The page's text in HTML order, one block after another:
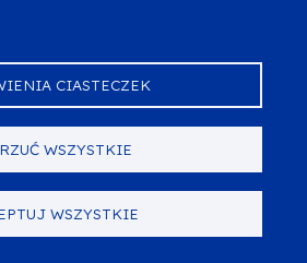
CIASTECZEK
WSZYSTKIE
WSZYSTKIE
- Ewaluacja działań
partnerów
społeczeństwa
ramach EFS+